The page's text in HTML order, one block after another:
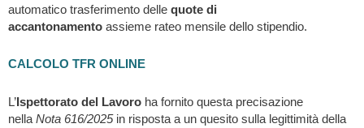
automatico trasferimento delle quote di
accantonamento assieme rateo mensile dello stipendio.
CALCOLO TFR ONLINE
L’ Ispettorato del Lavoro ha fornito questa precisazione
nella Nota 616/2025in risposta a un quesito sulla legittimità della